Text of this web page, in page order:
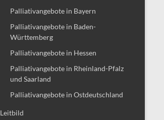
Palliativangebote in Bayern
Palliativangebote in Baden-
Württemberg
Palliativangebote in Hessen
Palliativangebote in Rheinland-Pfalz
und Saarland
Palliativangebote in Ostdeutschland
Leitbild